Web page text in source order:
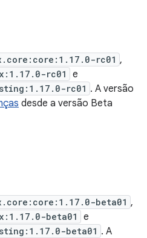
rc01 ,
rc01 e
rc01 . A versão
desde a versão Beta
beta01 ,
beta01 e
beta01 . A